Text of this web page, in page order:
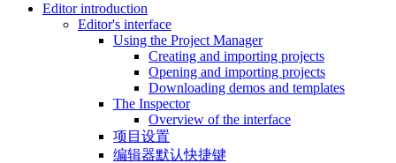
Editor introduction
Editor's interface
Using the Project Manager
Creating and importing projects
Opening and importing projects
Downloading demos and templates
The Inspector
Overview of the interface
项目设置
编辑器默认快捷键